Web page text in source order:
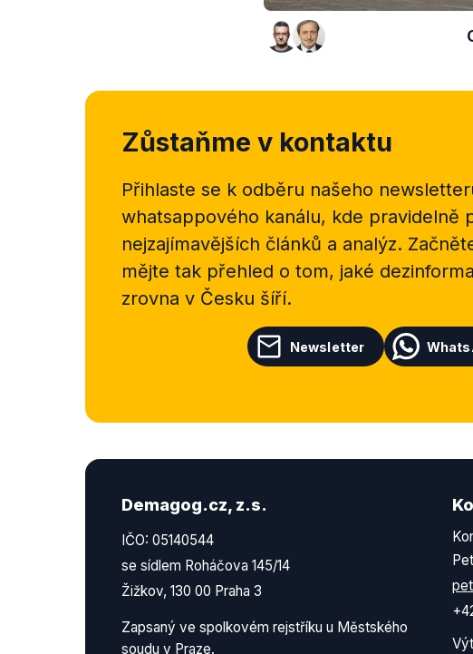
Zůstaňme v kontaktu
Přihlaste se k odběru našeho
whatsappového kanálu, kde pravidelně
nejzajímavějších článků a analýz.
mějte tak přehled o tom, jaké
zrovna v Česku šíří.
Newsletter
Demagog.cz, z.s.
IČO: 05140544
se sídlem Roháčova 145/14
Žižkov, 130 00 Praha 3
Zapsaný ve spolkovém rejstříku u Městského
soudu v Praze.